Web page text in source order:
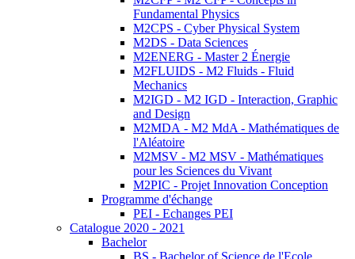
Fundamental Physics
M2CPS - Cyber Physical System
M2DS - Data Sciences
M2ENERG - Master 2 Énergie
M2FLUIDS - M2 Fluids - Fluid
Mechanics
M2IGD - M2 IGD - Interaction, Graphic
and Design
M2MDA - M2 MdA - Mathématiques de
l'Aléatoire
M2MSV - M2 MSV - Mathématiques
pour les Sciences du Vivant
M2PIC - Projet Innovation Conception
Programme d'échange
PEI - Echanges PEI
Catalogue 2020 - 2021
Bachelor
BS - Bachelor of Science de l'Ecole